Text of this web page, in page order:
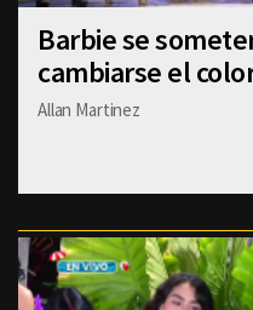
Barbie se
cambiarse el
Allan Martinez